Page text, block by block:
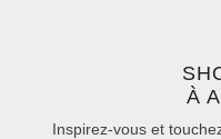
À
Inspirez-vous et